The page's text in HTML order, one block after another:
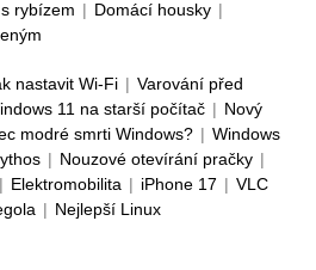
rybízem | Domácí housky |
nastavit Wi-Fi | Varování před
11 na starší počítač | Nový
modré smrti Windows? | Windows
| Nouzové otevírání pračky |
| Elektromobilita | iPhone 17 | VLC
| Nejlepší Linux